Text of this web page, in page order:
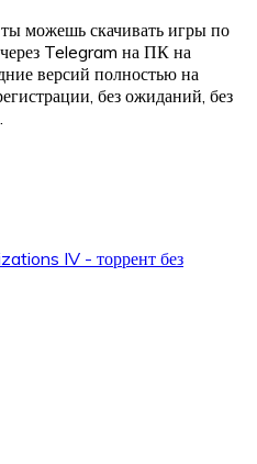
можешь скачивать игры по
Telegram на ПК на
версий полностью на
без ожиданий, без